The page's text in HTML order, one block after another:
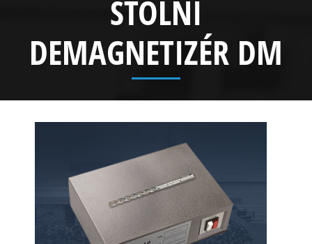
STOLNÍ
DEMAGNETIZÉR DM